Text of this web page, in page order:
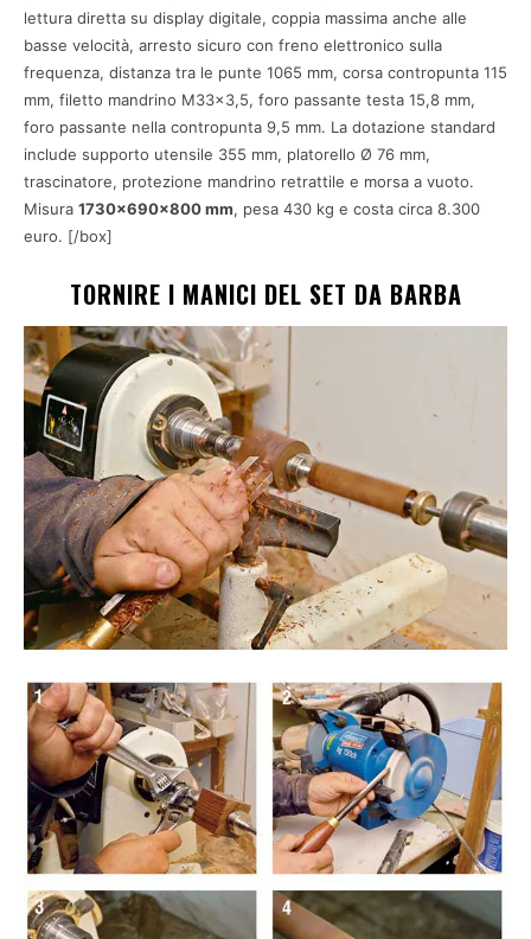
lettura diretta su display digitale, coppia massima anche alle
basse velocità, arresto sicuro con freno elettronico sulla
frequenza, distanza tra le punte 1065 mm, corsa contropunta 115
mm, filetto mandrino M33x3,5, foro passante testa 15,8 mm,
foro passante nella contropunta 9,5 mm. La dotazione standard
include supporto utensile 355 mm, platorello Ø 76 mm,
trascinatore, protezione mandrino retrattile e morsa a vuoto.
Misura 1730x690x800 mm, pesa 430 kg e costa circa 8.300
euro. [/box]
TORNIRE I MANICI DEL SET DA BARBA